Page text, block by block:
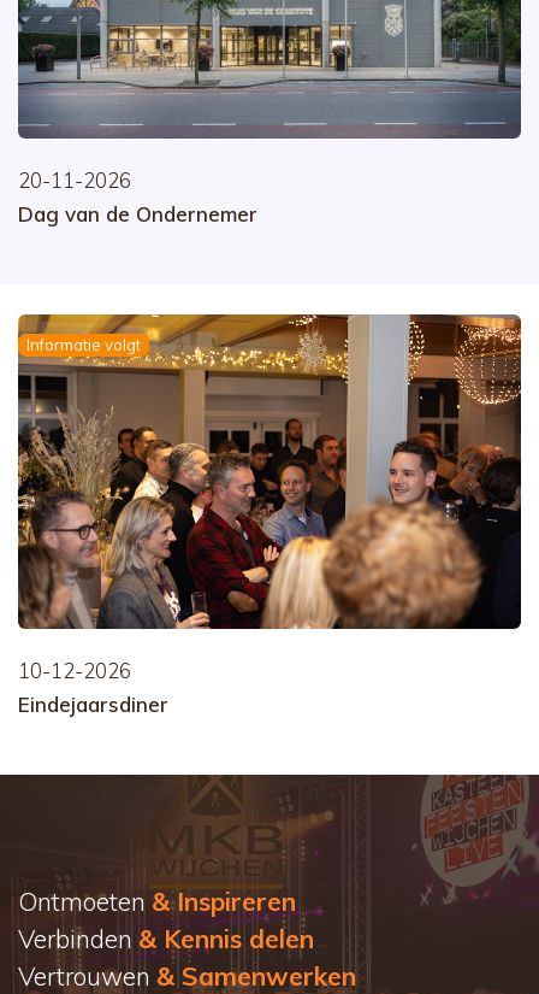
20-11-2026
Dag van de Ondernemer
Informatie volgt
10-12-2026
Eindejaarsdiner
Ontmoeten & Inspireren
Verbinden & Kennis delen
Vertrouwen & Samenwerken